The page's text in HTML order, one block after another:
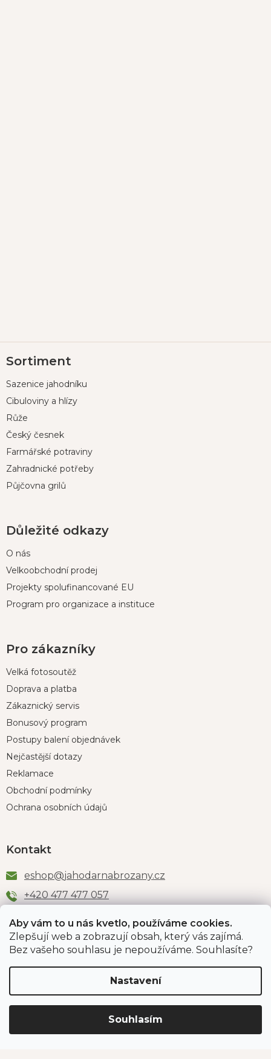
Aby vám to u nás kvetlo, používáme cookies.
Zlepšují web a zobrazují obsah, který vás zajímá.
Bez vašeho souhlasu je nepoužíváme. Souhlasíte?
Nastavení
Souhlasím
á
a
Sortiment
Sazenice jahodníku
Cibuloviny a hlízy
Růže
Český česnek
Farmářské potraviny
Zahradnické potřeby
Půjčovna grilů
Důležité odkazy
O nás
Velkoobchodní prodej
Projekty spolufinancované EU
Program pro organizace a instituce
Pro zákazníky
Velká fotosoutěž
Doprava a platba
Zákaznický servis
Bonusový program
Postupy balení objednávek
Nejčastější dotazy
Reklamace
Obchodní podmínky
Ochrana osobních údajů
Kontakt
eshop@jahodarnabrozany.cz
+420 477 477 057
Odběr newsletteru
PŘIHLÁSIT SE